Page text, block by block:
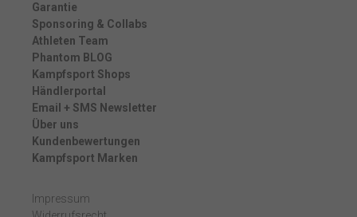
Garantie
Sponsoring & Collabs
Athleten Team
Phantom BLOG
Kampfsport Shops
Händlerportal
Email + SMS Newsletter
Über uns
Kundenbewertungen
Kampfsport Marken
Impressum